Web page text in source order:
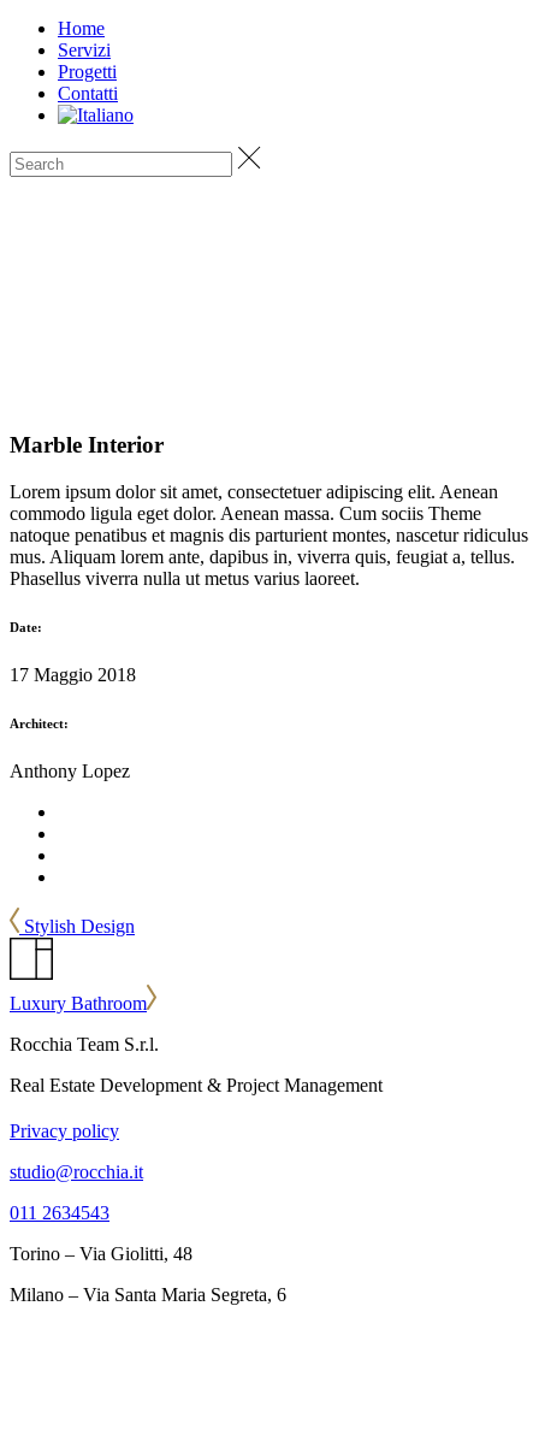
Home
Servizi
Progetti
Contatti
Marble Interior
Lorem ipsum dolor sit amet, consectetuer adipiscing elit. Aenean
commodo ligula eget dolor. Aenean massa. Cum sociis Theme
natoque penatibus et magnis dis parturient montes, nascetur ridiculus
mus. Aliquam lorem ante, dapibus in, viverra quis, feugiat a, tellus.
Phasellus viverra nulla ut metus varius laoreet.
Date:
17 Maggio 2018
Architect:
Anthony Lopez
Stylish Design
Luxury Bathroom
Rocchia Team S.r.l.
Real Estate Development & Project Management
Privacy policy
studio@rocchia.it
011 2634543
Torino – Via Giolitti, 48
Milano – Via Santa Maria Segreta, 6